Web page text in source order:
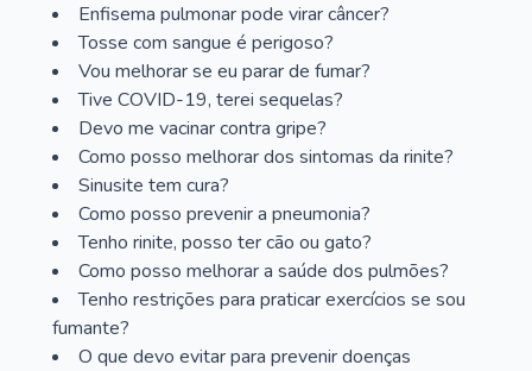
Enfisema pulmonar pode virar câncer?
Tosse com sangue é perigoso?
Vou melhorar se eu parar de fumar?
Tive COVID-19, terei sequelas?
Devo me vacinar contra gripe?
Como posso melhorar dos sintomas da rinite?
Sinusite tem cura?
Como posso prevenir a pneumonia?
Tenho rinite, posso ter cão ou gato?
Como posso melhorar a saúde dos pulmões?
Tenho restrições para praticar exercícios se sou
fumante?
O que devo evitar para prevenir doenças